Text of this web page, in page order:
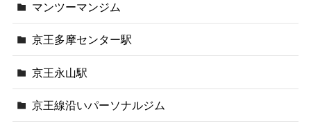
マンツーマンジム
京王多摩センター駅
京王永山駅
京王線沿いパーソナルジム